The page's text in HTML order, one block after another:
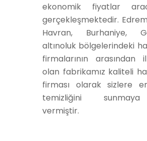
ekonomik fiyatlar
gerçekleşmektedir.
Havran, Burhaniye,
altınoluk bölgelerindeki
firmalarının arasından
olan fabrikamız kaliteli
firması olarak sizlere
temizliğini
vermiştir.